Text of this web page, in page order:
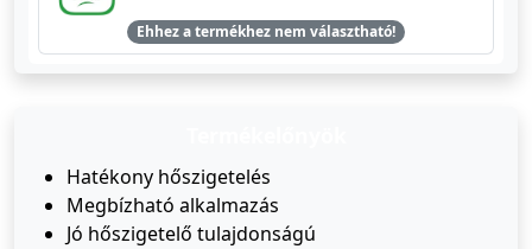
Ehhez a termékhez nem választható!
Hatékony hőszigetelés
Megbízható alkalmazás
Jó hőszigetelő tulajdonságú